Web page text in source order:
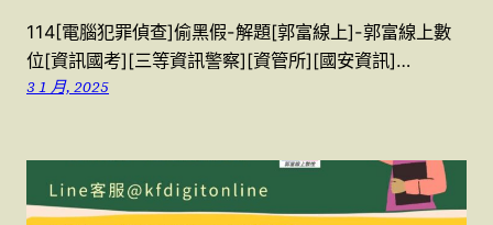
114[電腦犯罪偵查]偷黑假-解題[郭富線上]-郭富線上數
位[資訊國考][三等資訊警察][資管所][國安資訊]…
3 1 月, 2025